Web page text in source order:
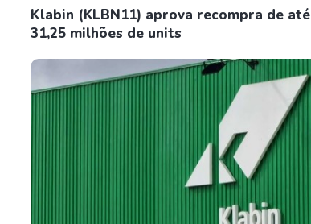
Klabin (KLBN11) aprova recompra de até
31,25 milhões de units